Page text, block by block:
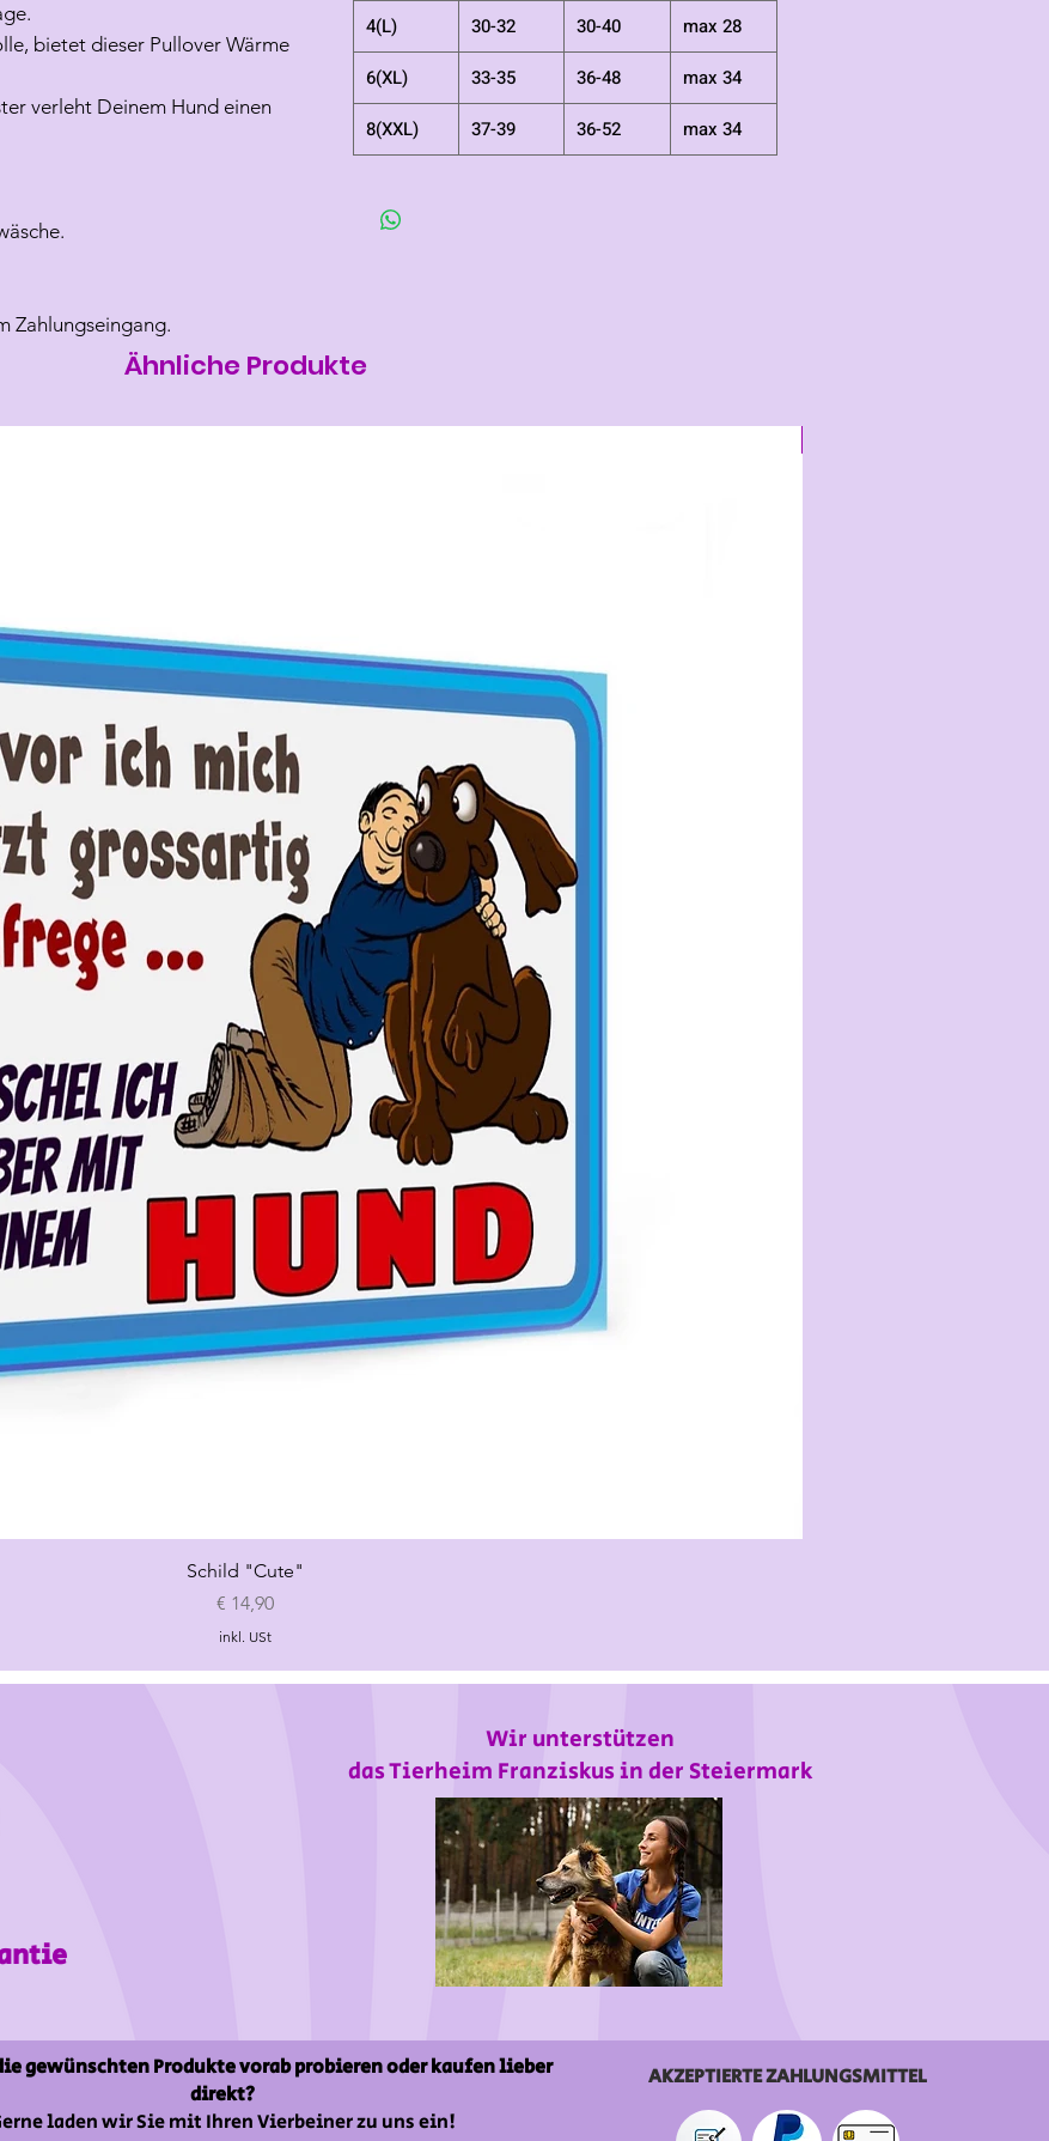
bietet dieser Pullover Wärme
verleht Deinem Hund einen
Zahlungseingang.
4(L)
30-32 30-40
max 28
6(XL)
33-35 36-48
max 34
8(XXL)
37-39 36-52 max 34
Ähnliche Produkte
Schnellansicht
Schild "Cute"
Preis
€ 14,90
inkl. USt
Wir unterstützen
das Tierheim Franziskus in der Steiermark
gewünschten Produkte vorab probieren oder kaufen lieber
direkt?
laden wir Sie mit Ihren Vierbeiner zu uns ein!
AKZEPTIERTE ZAHLUNGSMITTEL